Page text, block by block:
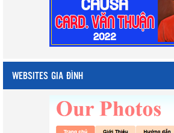
WEBSITES GIA ĐÌNH